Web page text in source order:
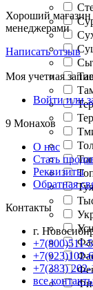
Туя
Хороший
менеджерами
Написать отзыв
Моя учетная
Войти или
9 Монахов
О нас
Стать
Реквизиты
Обратная
Контакты
г.
+7(800)511-
+7(923)102-
+7(383)
все